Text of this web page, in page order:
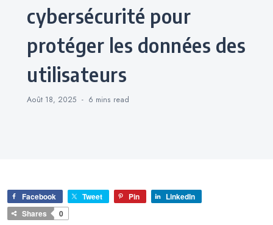
cybersécurité pour
protéger les données des
utilisateurs
Août 18, 2025 6 mins read
Facebook Tweet Pin
LinkedIn
Shares
0